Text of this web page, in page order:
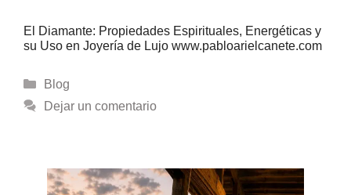
El Diamante: Propiedades Espirituales, Energéticas y
su Uso en Joyería de Lujo www.pabloarielcanete.com
Categorías
Blog
Dejar un comentario